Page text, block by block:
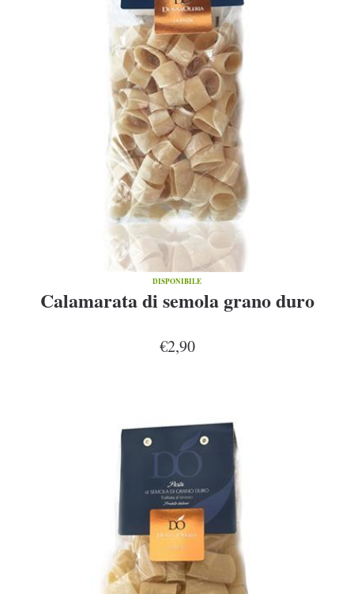
DISPONIBILE
Calamarata di semola grano duro
€2,90